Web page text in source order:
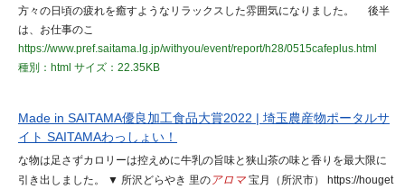
方々の日頃の疲れを癒すようなリラックスした雰囲気になりました。 後半
は、お仕事のこ
https://www.pref.saitama.lg.jp/withyou/event/report/h28/0515cafeplus.html
種別：html サイズ：22.35KB
Made in SAITAMA優良加工食品大賞2022 | 埼玉農産物ポータルサ
イト SAITAMAわっしょい！
な物は足さずカロリーは控えめに牛乳の旨味と狭山茶の味と香りを最大限に
引き出しました。 ▼ 所沢どらやき 里の アロマ 宝月（所沢市） https://houget